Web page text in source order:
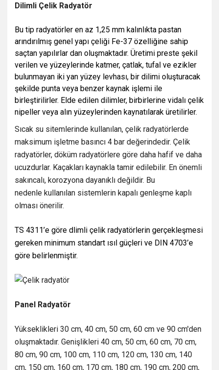
Dilimli Çelik Radyatör
Bu tip radyatörler en az 1,25 mm kalınlıkta pastan
arındırılmış genel yapı çeliği Fe-37 özelliğine sahip
saçtan yapılırlar dan oluşmaktadır. Üretimi preste şekil
verilen ve yüzeylerinde katmer, çatlak, tufal ve ezikler
bulunmayan iki yan yüzey levhası, bir dilimi oluşturacak
şekilde punta veya benzer kaynak işlemi ile
birleştirilirler. Elde edilen dilimler, birbirlerine vidalı çelik
nipeller veya alın yüzeylerinden kaynatılarak üretilirler.
Sıcak su sitemlerinde kullanılan, çelik radyatörlerde
maksimum işletme basıncı 4 bar değerindedir. Çelik
radyatörler, döküm radyatörlere göre daha hafif ve daha
ucuzdurlar. Kaçakları kaynakla tamir edilebilir. En önemli
sakıncalı, korozyona dayanıklı değildir. Bu
nedenle kullanılan sistemlerin kapalı genleşme kaplı
olması önerilir.
TS 4311’e göre dlimli çelik radyatörlerin gerçekleşmesi
gereken minimum standart ısıl güçleri ve DIN 4703’e
göre belirlenmiştir.
Panel Radyatör
Yükseklikleri 30 cm, 40 cm, 50 cm, 60 cm ve 90 cm'den
oluşmaktadır. Genişlikleri 40 cm, 50 cm, 60 cm, 70 cm,
80 cm, 90 cm, 100 cm, 110 cm, 120 cm, 130 cm, 140
cm, 150 cm, 160 cm, 170 cm, 180 cm, 190 cm, 200 cm,